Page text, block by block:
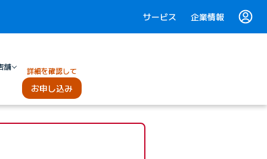
サービス 企業情報
舗 詳細を確認して
お申し込み